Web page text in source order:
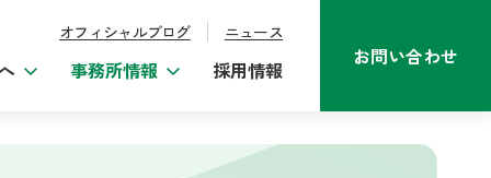
オフィシャルブログ ニュース
事務所情報 採用情報
お問い合わせ